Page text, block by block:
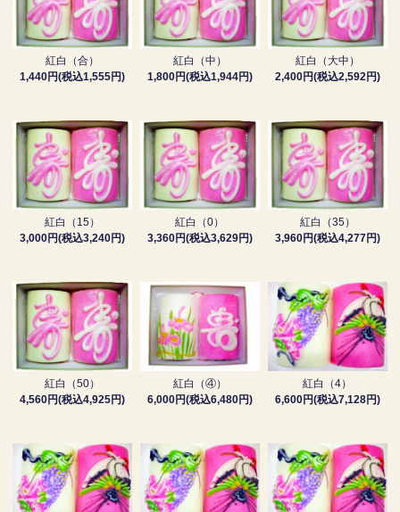
紅白（合）
1,440円(税込1,555円)
紅白（中）
1,800円(税込1,944円)
紅白（大中）
2,400円(税込2,592円)
紅白（15）
3,000円(税込3,240円)
紅白（0）
3,360円(税込3,629円)
紅白（35）
3,960円(税込4,277円)
紅白（50）
4,560円(税込4,925円)
紅白（④）
6,000円(税込6,480円)
紅白（4）
6,600円(税込7,128円)